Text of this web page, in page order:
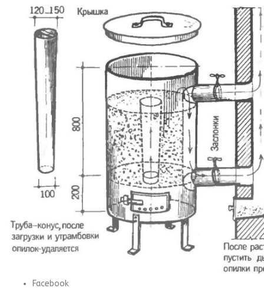
Facebook